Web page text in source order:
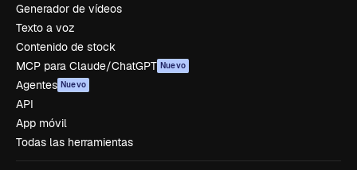
Generador de vídeos
Texto a voz
Contenido de stock
MCP para Claude/ChatGPT Nuevo
Agentes Nuevo
API
App móvil
Todas las herramientas